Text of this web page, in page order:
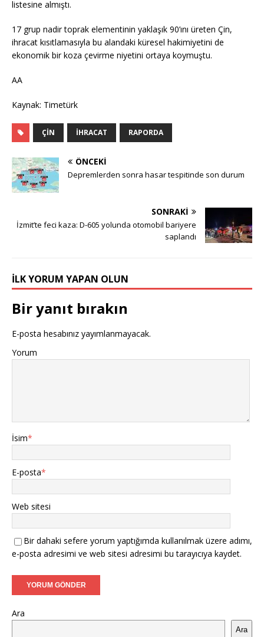
listesine almıştı.
17 grup nadir toprak elementinin yaklaşık 90’ını üreten Çin,
ihracat kısıtlamasıyla bu alandaki küresel hakimiyetini de
ekonomik bir koza çevirme niyetini ortaya koymuştu.
AA
Kaynak: Timetürk
ÇIN İHRACAT RAPORDA
ÖNCEKI
Depremlerden sonra hasar tespitinde son durum
SONRAKI
İzmit’te feci kaza: D-605 yolunda otomobil bariyere
saplandı
İLK YORUM YAPAN OLUN
Bir yanıt bırakın
E-posta hesabınız yayımlanmayacak.
Yorum
İsim*
E-posta*
Web sitesi
Bir dahaki sefere yorum yaptığımda kullanılmak üzere adımı,
e-posta adresimi ve web sitesi adresimi bu tarayıcıya kaydet.
Ara
Ara